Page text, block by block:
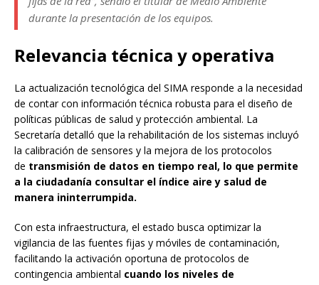
durante la presentación de los equipos.
Relevancia técnica y operativa
La actualización tecnológica del SIMA responde a la necesidad
de contar con información técnica robusta para el diseño de
políticas públicas de salud y protección ambiental. La
Secretaría detalló que la rehabilitación de los sistemas incluyó
la calibración de sensores y la mejora de los protocolos
de transmisión de datos en tiempo real, lo que permite
a la ciudadanía consultar el índice aire y salud de
manera ininterrumpida.
Con esta infraestructura, el estado busca optimizar la
vigilancia de las fuentes fijas y móviles de contaminación,
facilitando la activación oportuna de protocolos de
contingencia ambiental cuando los niveles de